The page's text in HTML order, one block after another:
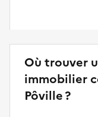
Où trouver
immobilier
Pôville ?